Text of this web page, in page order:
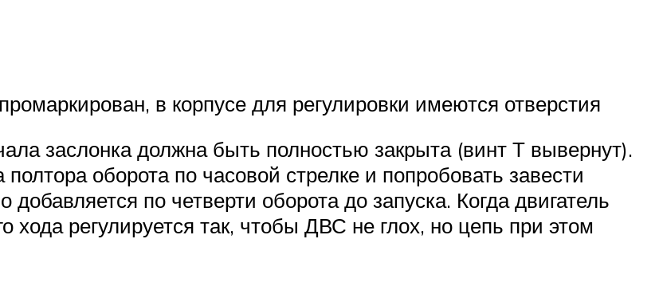
в корпусе для регулировки имеются отверстия
заслонка должна быть полностью закрыта (винт Т вывернут).
оборота по часовой стрелке и попробовать завести
по четверти оборота до запуска. Когда двигатель
хода регулируется так, чтобы ДВС не глох, но цепь при этом